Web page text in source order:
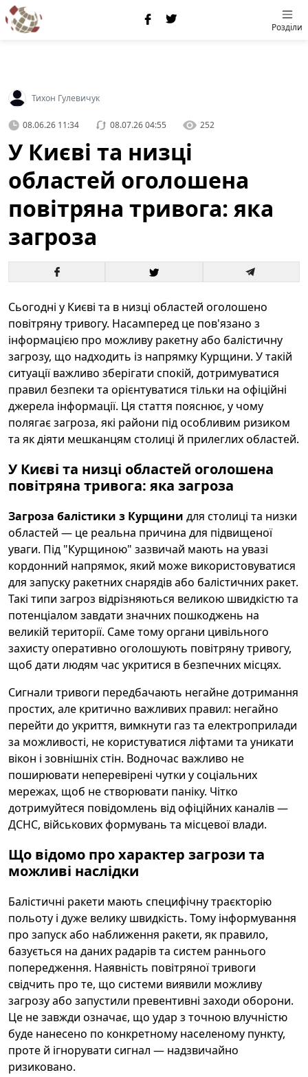
Розділи
Тихон Гулевичук
08.06.26 11:34 08.07.26 04:55 252
У Києві та низці
областей оголошена
повітряна тривога: яка
загроза
Сьогодні у Києві та в низці областей оголошено
повітряну тривогу. Насамперед це пов'язано з
інформацією про можливу ракетну або балістичну
загрозу, що надходить із напрямку Курщини. У такій
ситуації важливо зберігати спокій, дотримуватися
правил безпеки та орієнтуватися тільки на офіційні
джерела інформації. Ця стаття пояснює, у чому
полягає загроза, які райони під особливим ризиком
та як діяти мешканцям столиці й прилеглих областей.
У Києві та низці областей оголошена
повітряна тривога: яка загроза
Загроза балістики з Курщини для столиці та низки
областей — це реальна причина для підвищеної
уваги. Під "Курщиною" зазвичай мають на увазі
кордонний напрямок, який може використовуватися
для запуску ракетних снарядів або балістичних ракет.
Такі типи загроз відрізняються великою швидкістю та
потенціалом завдати значних пошкоджень на
великій території. Саме тому органи цивільного
захисту оперативно оголошують повітряну тривогу,
щоб дати людям час укритися в безпечних місцях.
Сигнали тривоги передбачають негайне дотримання
простих, але критично важливих правил: негайно
перейти до укриття, вимкнути газ та електроприлади
за можливості, не користуватися ліфтами та уникати
вікон і зовнішніх стін. Водночас важливо не
поширювати неперевірені чутки у соціальних
мережах, щоб не створювати паніку. Чітко
дотримуйтеся повідомлень від офіційних каналів —
ДСНС, військових формувань та місцевої влади.
Що відомо про характер загрози та
можливі наслідки
Балістичні ракети мають специфічну траєкторію
польоту і дуже велику швидкість. Тому інформування
про запуск або наближення ракети, як правило,
базується на даних радарів та систем раннього
попередження. Наявність повітряної тривоги
свідчить про те, що системи виявили можливу
загрозу або запустили превентивні заходи оборони.
Це не завжди означає, що удар з точною влучністю
буде нанесено по конкретному населеному пункту,
проте й ігнорувати сигнал — надзвичайно
ризиковано.